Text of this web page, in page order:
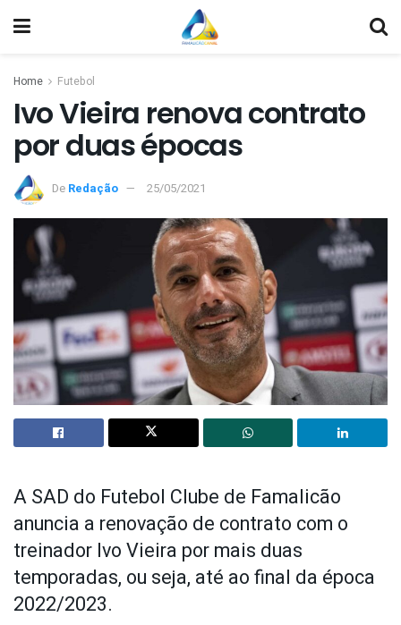
Home Futebol
Ivo Vieira renova contrato
por duas épocas
De Redação 25/05/2021
A SAD do Futebol Clube de Famalicão
anuncia a renovação de contrato com o
treinador Ivo Vieira por mais duas
temporadas, ou seja, até ao final da época
2022/2023.